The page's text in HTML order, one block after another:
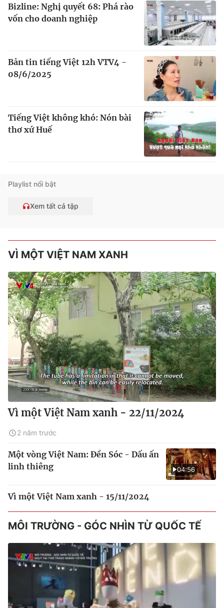
Bizline: Nghị quyết 68: Phá rào
vốn cho doanh nghiệp
Bản tin tiếng Việt 12h VTV4 -
08/6/2025
Tiếng Việt không khó: Nón bài
thơ xứ Huế
Playlist nổi bật
Xem tất cả tập
VÌ MỘT VIỆT NAM XANH
Vì một Việt Nam xanh - 22/11/2024
2 năm trước
04:56
Một vòng Việt Nam: Đền Sóc - Dấu ấn
linh thiêng
Vì một Việt Nam xanh - 15/11/2024
MÔI TRƯỜNG - GÓC NHÌN TỪ QUỐC TẾ